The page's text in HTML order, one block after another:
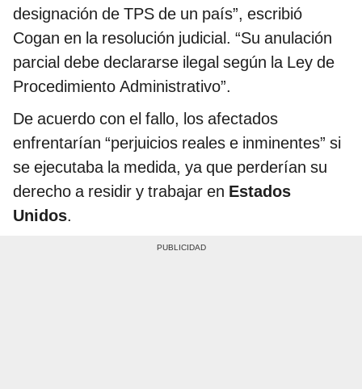
designación de TPS de un país”, escribió
Cogan en la resolución judicial. “Su anulación
parcial debe declararse ilegal según la Ley de
Procedimiento Administrativo”.
De acuerdo con el fallo, los afectados
enfrentarían “perjuicios reales e inminentes” si
se ejecutaba la medida, ya que perderían su
derecho a residir y trabajar en Estados
Unidos.